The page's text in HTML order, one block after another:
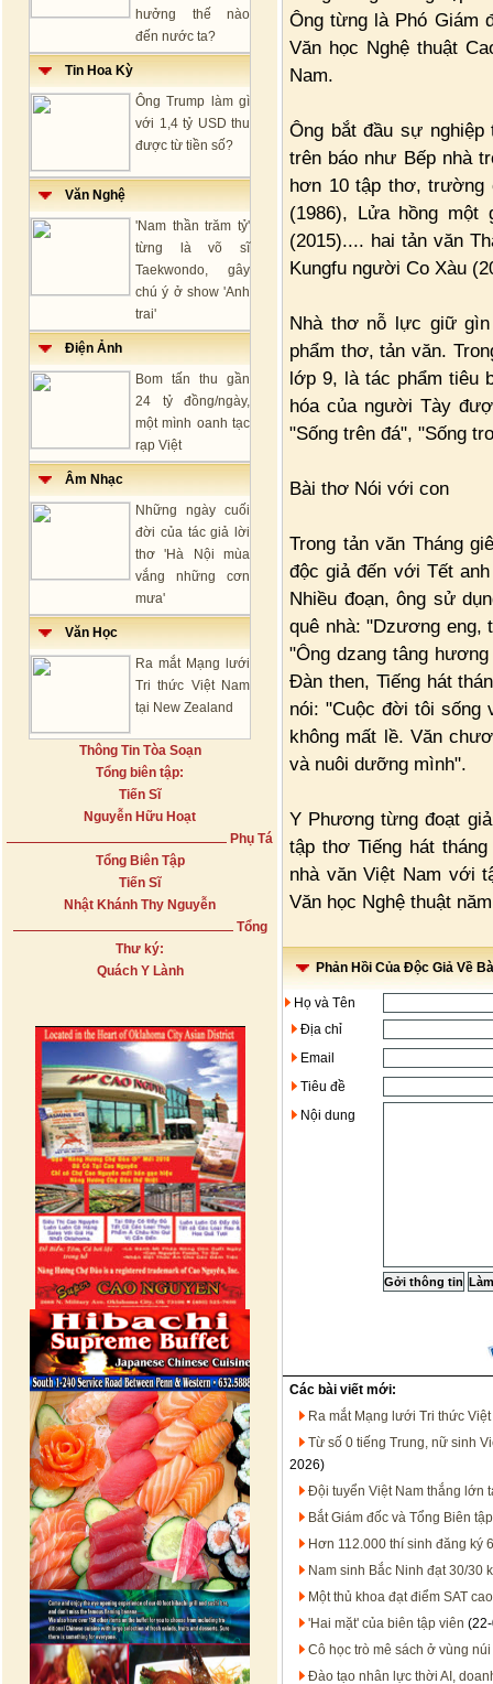
hưởng thế nào
đến nước ta?
Tin Hoa Kỳ
Ông Trump làm gì
với 1,4 tỷ USD thu
được từ tiền số?
Văn Nghệ
'Nam thần trăm tỷ'
từng là võ sĩ
Taekwondo, gây
chú ý ở show 'Anh
trai'
Điện Ảnh
Bom tấn thu gần
24 tỷ đồng/ngày,
một mình oanh tạc
rạp Việt
Âm Nhạc
Những ngày cuối
đời của tác giả lời
thơ 'Hà Nội mùa
vắng những cơn
mưa'
Văn Học
Ra mắt Mạng lưới
Tri thức Việt Nam
tại New Zealand
Thông Tin Tòa Soạn
Tổng biên tập:
Tiến Sĩ
Nguyễn Hữu Hoạt
Phụ Tá
Tổng Biên Tập
Tiến Sĩ
Nhật Khánh Thy Nguyễn
Tổng
Thư ký:
Quách Y Lành
Ông từng là Phó Giám
Văn học Nghệ thuật
Nam.
Ông bắt đầu sự
trên báo như Bếp nhà
hơn 10 tập thơ, trường
(1986), Lửa hồng một
(2015).... hai tản văn
Kungfu người Co Xàu
Nhà thơ nỗ lực giữ
phẩm thơ, tản văn.
lớp 9, là tác phẩm tiêu
hóa của người Tày
"Sống trên đá", "Sống
Bài thơ Nói với con
Trong tản văn Tháng
độc giả đến với Tết
Nhiều đoạn, ông sử
quê nhà: "Dzương eng,
"Ông dzang tâng
Đàn then, Tiếng hát
nói: "Cuộc đời tôi sống
không mất lề. Văn
và nuôi dưỡng mình".
Y Phương từng đoạt
tập thơ Tiếng hát
nhà văn Việt Nam với
Văn học Nghệ thuật
Phản Hồi Của Độc Giả Về
Họ và Tên
Địa chỉ
Email
Tiêu đề
Nội dung
Các bài viết mới:
Ra mắt Mạng lưới Tri thức
Từ số 0 tiếng Trung, nữ sinh
2026)
Đội tuyển Việt Nam thắng lớn
Bắt Giám đốc và Tổng Biên
Hơn 112.000 thí sinh đăng ký
Nam sinh Bắc Ninh đạt 30/30
Một thủ khoa đạt điểm SAT
'Hai mặt' của biên tập viên
Cô học trò mê sách ở vùng
Đào tạo nhân lực thời AI,